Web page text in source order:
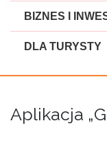
BIZNES I
DLA TURYSTY
Aplikacja